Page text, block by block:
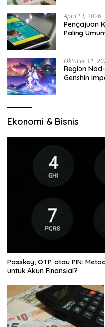
April 13, 2026
Pengajuan
Paling
Oktober 11,
Region
Genshin
Ekonomi & Bisnis
Passkey, OTP, atau PIN:
untuk Akun Finansial?